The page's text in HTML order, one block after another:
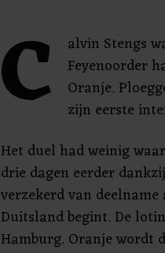
C
alvin Stengs
Feyenoorder
Oranje.
zijn eerste
Het duel had weinig
drie dagen eerder
verzekerd van
Duitsland begint. De
Hamburg. Oranje wordt